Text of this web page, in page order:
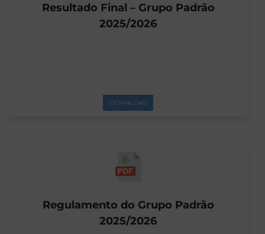
Resultado Final – Grupo Padrão
2025/2026
DOWNLOAD
Regulamento do Grupo Padrão
2025/2026